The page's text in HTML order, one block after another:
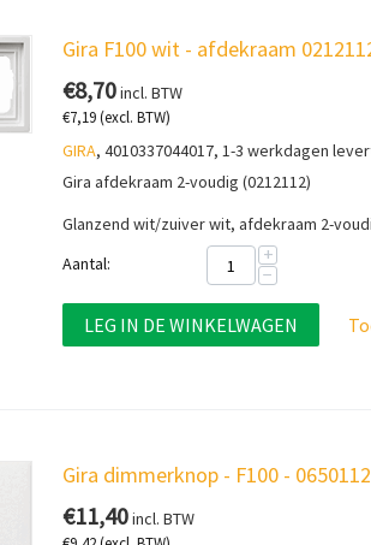
Gira F100 wit - afdekraam
€8,70incl. BTW
€7,19(excl. BTW)
GIRA, 4010337044017, 1-3 werkdagen
Gira afdekraam 2-voudig (0212112)
Glanzend wit/zuiver wit, afdekraam 2-
Aantal:
+
−
LEG IN DE WINKELWAGEN
Gira dimmerknop - F100 - 0650112
€11,40incl. BTW